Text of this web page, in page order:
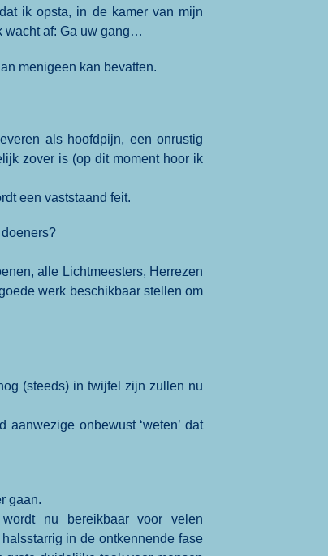
ik opsta, in de kamer van mijn
wacht af: Ga uw gang…
menigeen kan bevatten.
als hoofdpijn, een onrustig
zover is (op dit moment hoor ik
een vaststaand feit.
alle Lichtmeesters, Herrezen
werk beschikbaar stellen om
(steeds) in twijfel zijn zullen nu
onbewust ‘weten’ dat
gaan.
nu bereikbaar voor velen
in de ontkennende fase